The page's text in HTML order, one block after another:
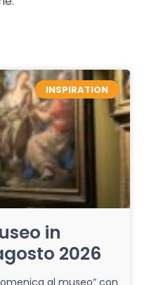
INSPIRATION
in
2026
al museo” con